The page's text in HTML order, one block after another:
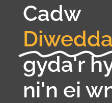
Cadw
gyda'r
ni'n ei